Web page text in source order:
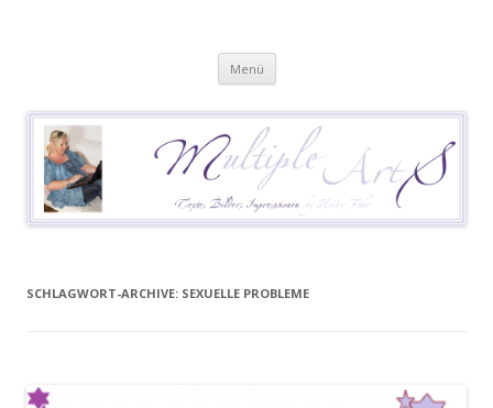
Menü Springe
Inhalt
SCHLAGWORT-ARCHIVE: SEXUELLE PROBLEME